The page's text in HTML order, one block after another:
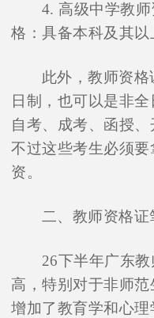
4. 高级中学教
格：具备本科及其以
此外，教师资
日制，也可以是非
自考、成考、函授、
不过这些考生必须
资。
二、教师资格
26下半年广东
高，特别对于非师
增加了教育学和心